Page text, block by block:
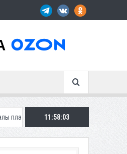
новую систему для улучшения
11:58:05